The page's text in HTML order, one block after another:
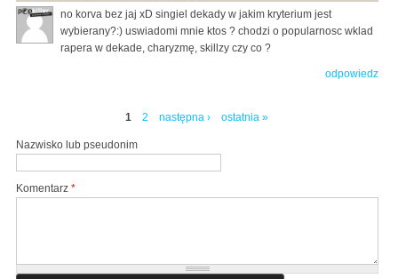
no korva bez jaj xD singiel dekady w jakim kryterium jest
wybierany?:) uswiadomi mnie ktos ? chodzi o popularnosc wklad
rapera w dekade, charyzmę, skillzy czy co ?
odpowiedz
1 2 następna › ostatnia »
Nazwisko lub pseudonim
Komentarz *